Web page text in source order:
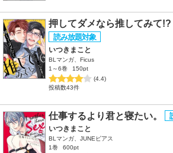
押してダメなら推してみて!?
いつきまこと
BLマンガ、Ficus
1～6巻
150pt
(4.4)
投稿数43件
仕事するより君と寝たい。
いつきまこと
BLマンガ、JUNEピアス
1巻
600pt